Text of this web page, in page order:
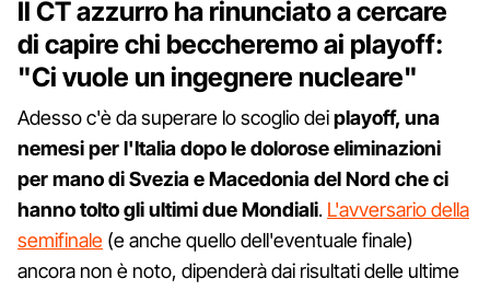
Il CT azzurro ha rinunciato a cercare
di capire chi beccheremo ai playoff:
"Ci vuole un ingegnere nucleare"
Adesso c'è da superare lo scoglio deiplayoff, una
nemesi per l'Italia dopo le dolorose eliminazioni
per mano di Svezia e Macedonia del Nord che ci
hanno tolto gli ultimi due Mondiali. L'avversario della
semifinale (e anche quello dell'eventuale finale)
ancora non è noto, dipenderà dai risultati delle ultime